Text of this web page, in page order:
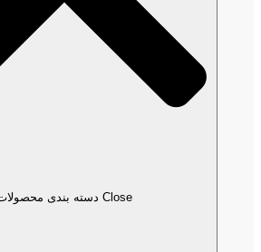
Close دسته بندی محصولات